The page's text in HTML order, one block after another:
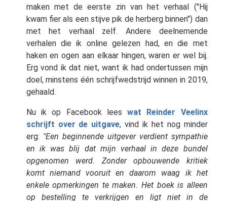
maken met de eerste zin van het verhaal ("Hij
kwam fier als een stijve pik de herberg binnen") dan
met het verhaal zelf. Andere deelnemende
verhalen die ik online gelezen had, en die met
haken en ogen aan elkaar hingen, waren er wel bij.
Erg vond ik dat niet, want ik had ondertussen mijn
doel, minstens één schrijfwedstrijd winnen in 2019,
gehaald.
Nu ik op Facebook leeswat Reinder Veelinx
schrijft over de uitgave, vind ik het nog minder
erg: "Een beginnende uitgever verdient sympathie
en ik was blij dat mijn verhaal in deze bundel
opgenomen werd. Zonder opbouwende kritiek
komt niemand vooruit en daarom waag ik het
enkele opmerkingen te maken. Het boek is alleen
op bestelling te verkrijgen en ligt niet in de